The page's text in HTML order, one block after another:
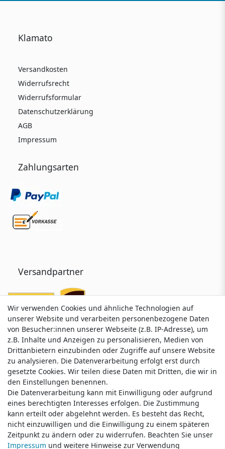
Klamato
Versandkosten
Widerrufsrecht
Widerrufsformular
Datenschutzerklärung
AGB
Impressum
Zahlungsarten
Versandpartner
Service & Kontakt
Wünschen Sie einen Rückruf?
service@klamato.de
Wir verwenden Cookies und ähnliche Technologien auf
unserer Website und verarbeiten personenbezogene Daten
von Besucher:innen unserer Webseite (z.B. IP-Adresse), um
z.B. Inhalte und Anzeigen zu personalisieren, Medien von
Drittanbietern einzubinden oder Zugriffe auf unsere Website
zu analysieren. Die Datenverarbeitung erfolgt erst durch
gesetzte Cookies. Wir teilen diese Daten mit Dritten, die wir in
den Einstellungen benennen.
Die Datenverarbeitung kann mit Einwilligung oder aufgrund
eines berechtigten Interesses erfolgen. Die Zustimmung
kann erteilt oder abgelehnt werden. Es besteht das Recht,
nicht einzuwilligen und die Einwilligung zu einem späteren
Zeitpunkt zu ändern oder zu widerrufen. Beachten Sie unser
Impressum und weitere Hinweise zur Verwendung
Wir verwenden Cookies und ähnliche Technologien auf
unserer Website und verarbeiten personenbezogene Daten
von Besucher:innen unserer Webseite (z.B. IP-Adresse), um
z.B. Inhalte und Anzeigen zu personalisieren, Medien von
Drittanbietern einzubinden oder Zugriffe auf unsere Website
zu analysieren. Die Datenverarbeitung erfolgt erst durch
gesetzte Cookies. Wir teilen diese Daten mit Dritten, die wir in
den Einstellungen benennen.
Die Datenverarbeitung kann mit Einwilligung oder aufgrund
eines berechtigten Interesses erfolgen. Die Zustimmung
kann erteilt oder abgelehnt werden. Es besteht das Recht,
nicht einzuwilligen und die Einwilligung zu einem späteren
Zeitpunkt zu ändern oder zu widerrufen. Beachten Sie unser
Impressum und weitere Hinweise zur Verwendung